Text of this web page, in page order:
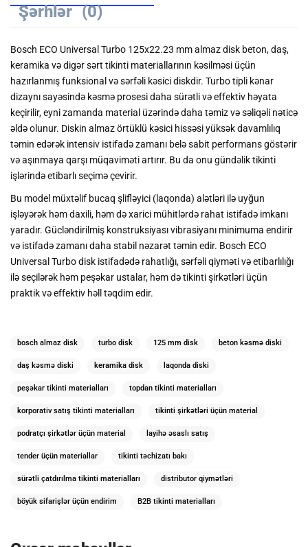
Şərhlər (0)
Bosch ECO Universal Turbo 125x22.23 mm almaz disk beton, daş,
keramika və digər sərt tikinti materiallarının kəsilməsi üçün
hazırlanmış funksional və sərfəli kəsici diskdir. Turbo tipli kənar
dizaynı sayəsində kəsmə prosesi daha sürətli və effektiv həyata
keçirilir, eyni zamanda material üzərində daha təmiz və səliqəli nəticə
əldə olunur. Diskin almaz örtüklü kəsici hissəsi yüksək davamlılıq
təmin edərək intensiv istifadə zamanı belə sabit performans göstərir
və aşınmaya qarşı müqaviməti artırır. Bu da onu gündəlik tikinti
işlərində etibarlı seçimə çevirir.
Bu model müxtəlif bucaq şlifləyici (laqonda) alətləri ilə uyğun
işləyərək həm daxili, həm də xarici mühitlərdə rahat istifadə imkanı
yaradır. Gücləndirilmiş konstruksiyası vibrasiyanı minimuma endirir
və istifadə zamanı daha stabil nəzarət təmin edir. Bosch ECO
Universal Turbo disk istifadədə rahatlığı, sərfəli qiyməti və etibarlılığı
ilə seçilərək həm peşəkar ustalar, həm də tikinti şirkətləri üçün
praktik və effektiv həll təqdim edir.
bosch almaz disk turbo disk 125 mm disk beton kəsmə diski
daş kəsmə diski keramika disk laqonda diski
peşəkar tikinti materialları topdan tikinti materialları
korporativ satış tikinti materialları tikinti şirkətləri üçün material
podratçı şirkətlər üçün material layihə əsaslı satış
tender üçün materiallar tikinti təchizatı bakı
sürətli çatdırılma tikinti materialları distributor qiymətləri
böyük sifarişlər üçün endirim B2B tikinti materialları